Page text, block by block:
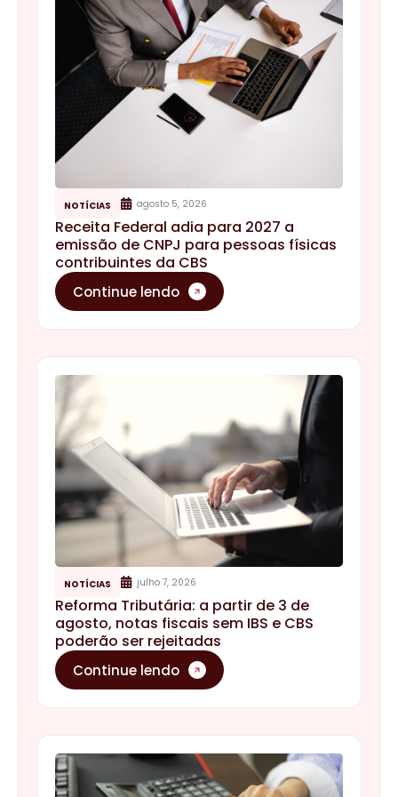
NOTÍCIAS agosto 5, 2026
Receita Federal adia para 2027 a
emissão de CNPJ para pessoas físicas
contribuintes da CBS
Continue lendo
NOTÍCIAS julho 7, 2026
Reforma Tributária: a partir de 3 de
agosto, notas fiscais sem IBS e CBS
poderão ser rejeitadas
Continue lendo